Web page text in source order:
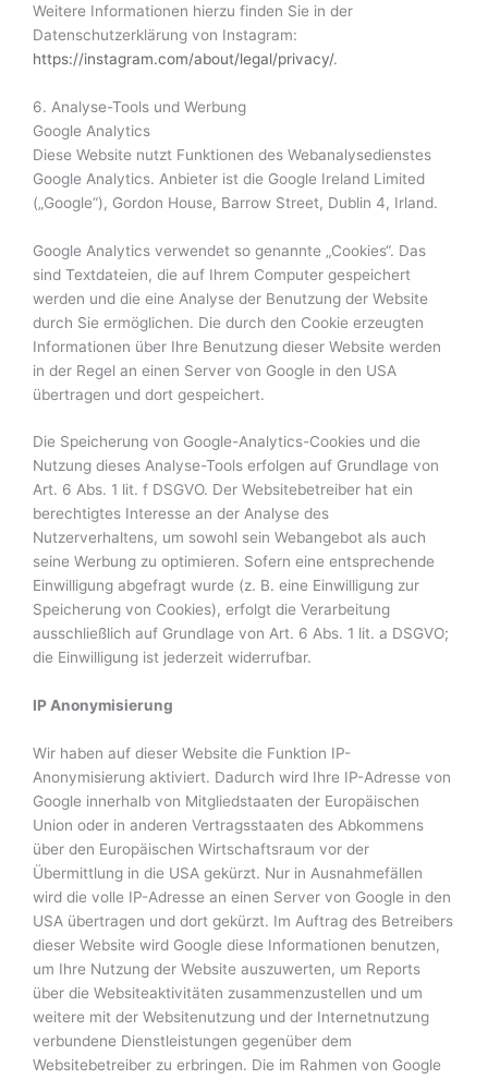
Weitere Informationen hierzu finden Sie in der
Datenschutzerklärung von Instagram:
https://instagram.com/about/legal/privacy/.
6. Analyse-Tools und Werbung
Google Analytics
Diese Website nutzt Funktionen des Webanalysedienstes
Google Analytics. Anbieter ist die Google Ireland Limited
(„Google“), Gordon House, Barrow Street, Dublin 4, Irland.
Google Analytics verwendet so genannte „Cookies“. Das
sind Textdateien, die auf Ihrem Computer gespeichert
werden und die eine Analyse der Benutzung der Website
durch Sie ermöglichen. Die durch den Cookie erzeugten
Informationen über Ihre Benutzung dieser Website werden
in der Regel an einen Server von Google in den USA
übertragen und dort gespeichert.
Die Speicherung von Google-Analytics-Cookies und die
Nutzung dieses Analyse-Tools erfolgen auf Grundlage von
Art. 6 Abs. 1 lit. f DSGVO. Der Websitebetreiber hat ein
berechtigtes Interesse an der Analyse des
Nutzerverhaltens, um sowohl sein Webangebot als auch
seine Werbung zu optimieren. Sofern eine entsprechende
Einwilligung abgefragt wurde (z. B. eine Einwilligung zur
Speicherung von Cookies), erfolgt die Verarbeitung
ausschließlich auf Grundlage von Art. 6 Abs. 1 lit. a DSGVO;
die Einwilligung ist jederzeit widerrufbar.
IP Anonymisierung
Wir haben auf dieser Website die Funktion IP-
Anonymisierung aktiviert. Dadurch wird Ihre IP-Adresse von
Google innerhalb von Mitgliedstaaten der Europäischen
Union oder in anderen Vertragsstaaten des Abkommens
über den Europäischen Wirtschaftsraum vor der
Übermittlung in die USA gekürzt. Nur in Ausnahmefällen
wird die volle IP-Adresse an einen Server von Google in den
USA übertragen und dort gekürzt. Im Auftrag des Betreibers
dieser Website wird Google diese Informationen benutzen,
um Ihre Nutzung der Website auszuwerten, um Reports
über die Websiteaktivitäten zusammenzustellen und um
weitere mit der Websitenutzung und der Internetnutzung
verbundene Dienstleistungen gegenüber dem
Websitebetreiber zu erbringen. Die im Rahmen von Google